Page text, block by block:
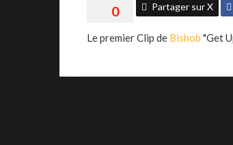
Partager sur X
Le premier Clip de Bishob "Get